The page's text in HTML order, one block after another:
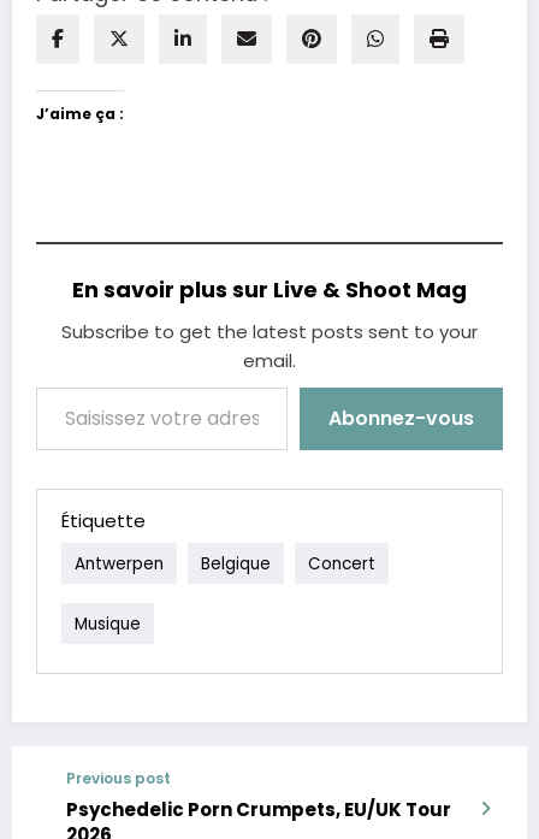
J’aime ça :
En savoir plus sur Live & Shoot Mag
Subscribe to get the latest posts sent to your
email.
Saisissez votre adresse e-mail…
Abonnez-vous
Étiquette
Antwerpen Belgique Concert
Musique
Previous post
Psychedelic Porn Crumpets, EU/UK Tour